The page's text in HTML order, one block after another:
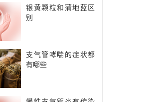
银黄颗粒和蒲地蓝区
别
支气管哮喘的症状都
有哪些